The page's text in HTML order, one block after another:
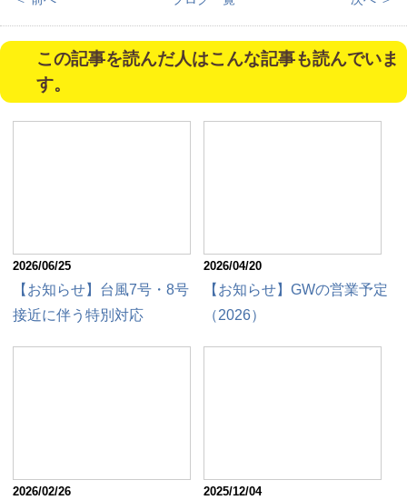
この記事を読んだ人はこんな記事も読んでいま
す。
2026/06/25
【お知らせ】台風7号・8号
接近に伴う特別対応
2026/04/20
【お知らせ】GWの営業予定
（2026）
2026/02/26 2025/12/04